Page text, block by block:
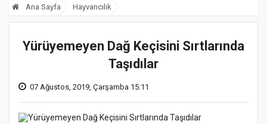
Ana Sayfa Hayvancılık
Yürüyemeyen Dağ Keçisini Sırtlarında
Taşıdılar
07 Ağustos, 2019, Çarşamba 15:11